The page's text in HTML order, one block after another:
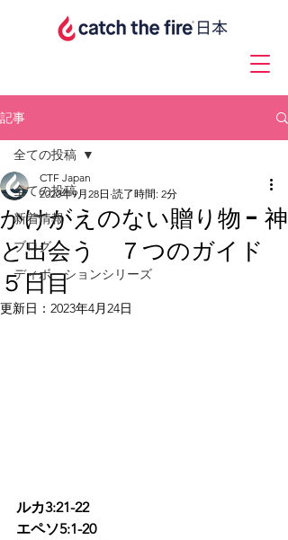
記事
全ての投稿
新着情報
ブログ
ディボーションシリーズ
全ての投稿
かけがえのない贈り物 - 神
と出会う ７つのガイド
５日目
CTF Japan
2020年9月28日 読了時間: 2分
更新日： 2023年4月24日
ルカ3:21-22
エペソ5:1-20